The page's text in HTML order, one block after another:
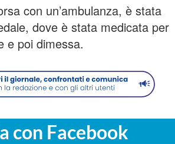
con un’ambulanza, è stata
dove è stata medicata per
e poi dimessa.
con Facebook